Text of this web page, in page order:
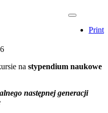
Print
na stypendium naukowe
następnej generacji